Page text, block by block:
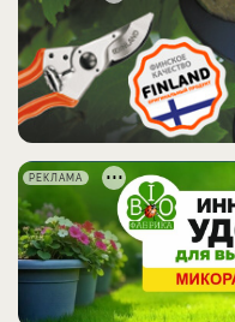
РЕКЛАМА